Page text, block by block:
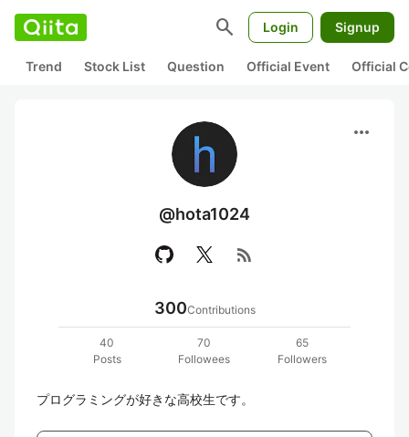
search Login Signup
Trend Stock List Question Official Event Official
more_horiz
@hota1024
rss_feed
300Contributions
40
Posts
70
Followees
65
Followers
プログラミングが好きな高校生です。